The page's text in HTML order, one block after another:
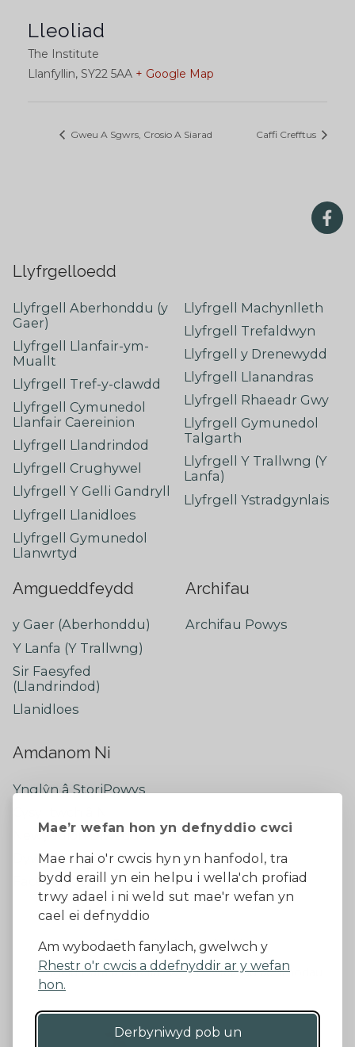
Mae’r wefan hon yn defnyddio cwci
Mae rhai o'r cwcis hyn yn hanfodol, tra
bydd eraill yn ein helpu i wella'ch profiad
trwy adael i ni weld sut mae'r wefan yn
cael ei defnyddio
Am wybodaeth fanylach, gwelwch y
Rhestr o'r cwcis a ddefnyddir ar y wefan
hon.
Derbyniwyd pob un
Lleoliad
The Institute
Llanfyllin, SY22 5AA + Google Map
Gweu A Sgwrs, Crosio A Siarad Caffi Crefftus
Llyfrgelloedd
Llyfrgell Aberhonddu (y
Gaer)
Llyfrgell Llanfair-ym-
Muallt
Llyfrgell Tref-y-clawdd
Llyfrgell Cymunedol
Llanfair Caereinion
Llyfrgell Llandrindod
Llyfrgell Crughywel
Llyfrgell Y Gelli Gandryll
Llyfrgell Llanidloes
Llyfrgell Gymunedol
Llanwrtyd
Llyfrgell Machynlleth
Llyfrgell Trefaldwyn
Llyfrgell y Drenewydd
Llyfrgell Llanandras
Llyfrgell Rhaeadr Gwy
Llyfrgell Gymunedol
Talgarth
Llyfrgell Y Trallwng (Y
Lanfa)
Llyfrgell Ystradgynlais
Amgueddfeydd
y Gaer (Aberhonddu)
Y Lanfa (Y Trallwng)
Sir Faesyfed
(Llandrindod)
Llanidloes
Archifau
Archifau Powys
Amdanom Ni
Ynglŷn â StoriPowys
Newyddion Diweddaraf
Dywedwch eich barn
Facebook
Datganiad Hygyrchedd
Diogelu Data a Phreifatrwydd
Telerau ac amodau